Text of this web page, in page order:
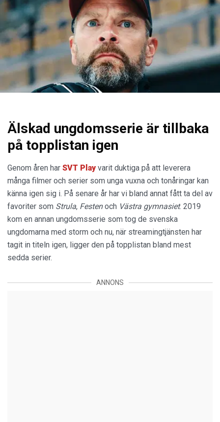
Älskad ungdomsserie är tillbaka
på topplistan igen
Genom åren har SVT Playvarit duktiga på att leverera
många filmer och serier som unga vuxna och tonåringar kan
känna igen sig i. På senare år har vi bland annat fått ta del av
favoriter som Strula, Festenoch Västra gymnasiet. 2019
kom en annan ungdomsserie som tog de svenska
ungdomarna med storm och nu, när streamingtjänsten har
tagit in titeln igen, ligger den på topplistan bland mest
sedda serier.
ANNONS